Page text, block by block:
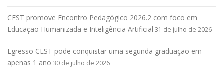
CEST promove Encontro Pedagógico 2026.2 com foco em
Educação Humanizada e Inteligência Artificial 31 de julho de 2026
Egresso CEST pode conquistar uma segunda graduação em
apenas 1 ano 30 de julho de 2026